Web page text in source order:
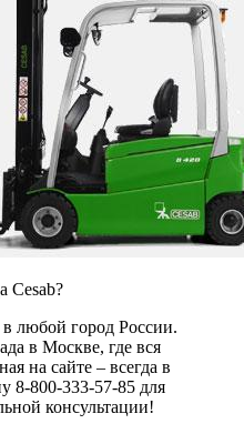
Cesab?
любой город России.
в Москве, где вся
на сайте – всегда в
8-800-333-57-85 для
консультации!